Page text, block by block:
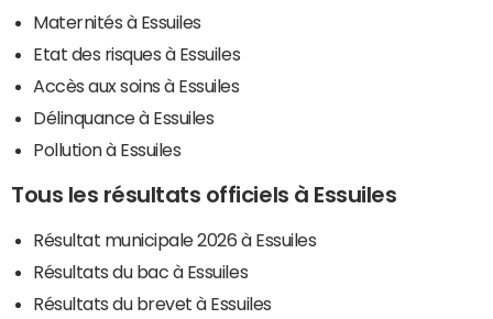
Maternités à Essuiles
Etat des risques à Essuiles
Accès aux soins à Essuiles
Délinquance à Essuiles
Pollution à Essuiles
Tous les résultats officiels à Essuiles
Résultat municipale 2026 à Essuiles
Résultats du bac à Essuiles
Résultats du brevet à Essuiles